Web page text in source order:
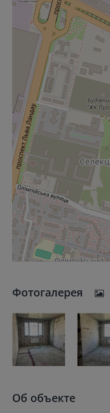
Фотогалерея
Об объекте